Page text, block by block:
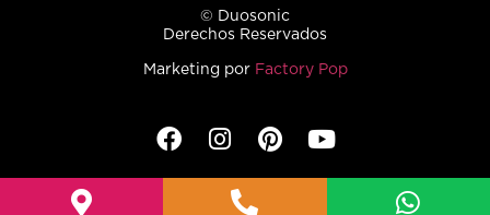
© Duosonic
Derechos Reservados
Marketing por Factory Pop